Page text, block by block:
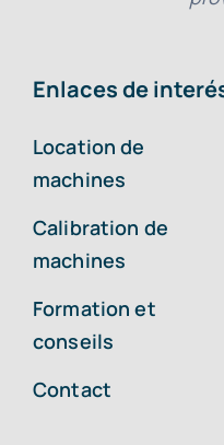
Enlaces de
Location de
machines
Calibration de
machines
Formation et
conseils
Contact